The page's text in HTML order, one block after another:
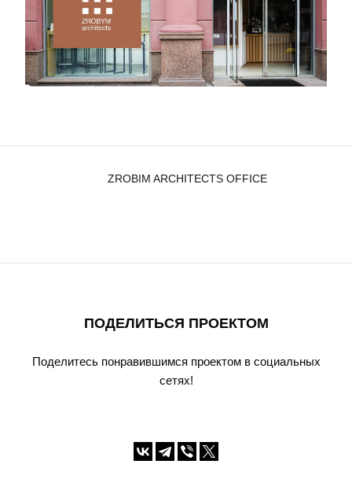
ZROBIM ARCHITECTS OFFICE
ПОДЕЛИТЬСЯ ПРОЕКТОМ
Поделитесь понравившимся проектом в социальных
сетях!